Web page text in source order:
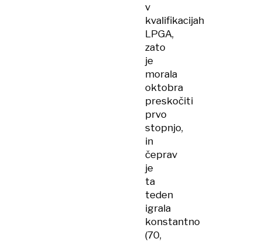
v
kvalifikacijah
LPGA,
zato
je
morala
oktobra
preskočiti
prvo
stopnjo,
in
čeprav
je
ta
teden
igrala
konstantno
(70,